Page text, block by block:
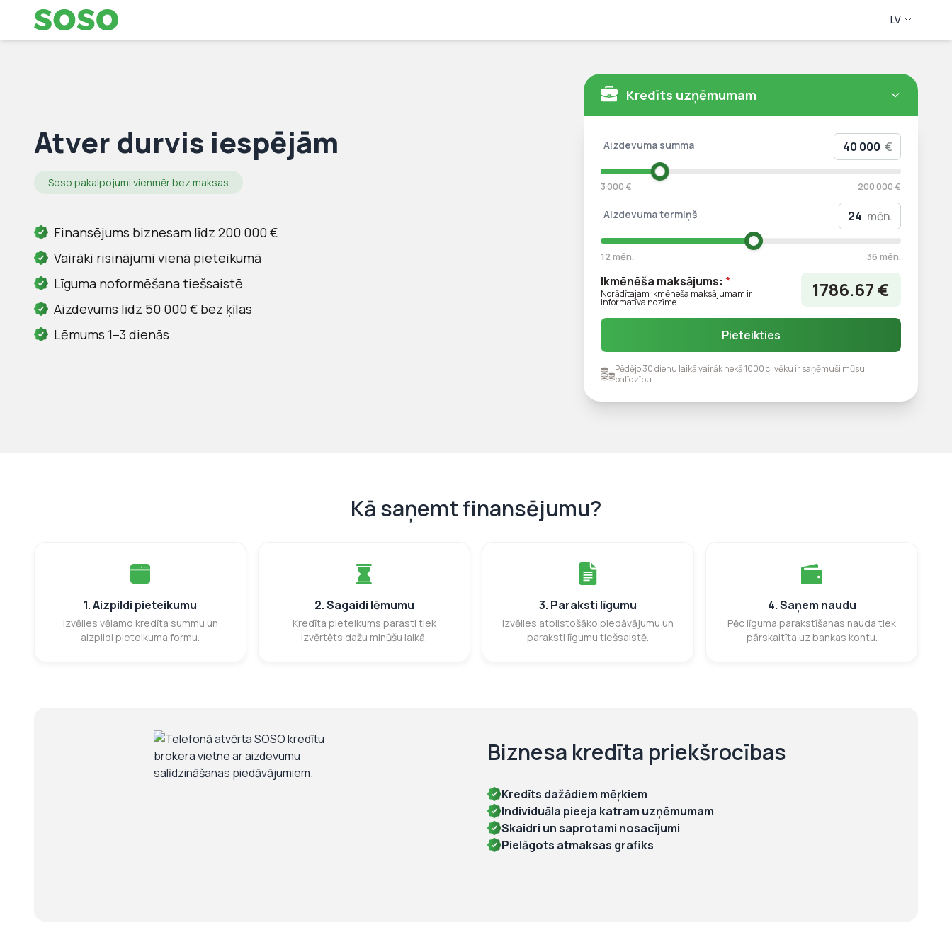
LV
Atver durvis iespējām
Soso pakalpojumi vienmēr bez maksas
Finansējums biznesam līdz 200 000 €
Vairāki risinājumi vienā pieteikumā
Līguma noformēšana tiešsaistē
Aizdevums līdz 50 000 € bez ķīlas
Lēmums 1–3 dienās
Kredīts uzņēmumam
Aizdevuma summa €
3 000 € 200 000 €
Aizdevuma termiņš mēn.
12 mēn. 36 mēn.
Ikmēnēša maksājums: *
Norādītajam ikmēneša maksājumam ir
informatīva nozīme.
1786.67 €
Pieteikties
Pēdējo 30 dienu laikā vairāk nekā 1000 cilvēku ir saņēmuši mūsu
palīdzību.
Kā saņemt finansējumu?
1. Aizpildi pieteikumu
Izvēlies vēlamo kredīta summu un
aizpildi pieteikuma formu.
2. Sagaidi lēmumu
Kredīta pieteikums parasti tiek
izvērtēts dažu minūšu laikā.
3. Paraksti līgumu
Izvēlies atbilstošāko piedāvājumu un
paraksti līgumu tiešsaistē.
4. Saņem naudu
Pēc līguma parakstīšanas nauda tiek
pārskaitīta uz bankas kontu.
Biznesa kredīta priekšrocības
Kredīts dažādiem mēŗkiem
Individuāla pieeja katram uzņēmumam
Skaidri un saprotami nosacījumi
Pielāgots atmaksas grafiks